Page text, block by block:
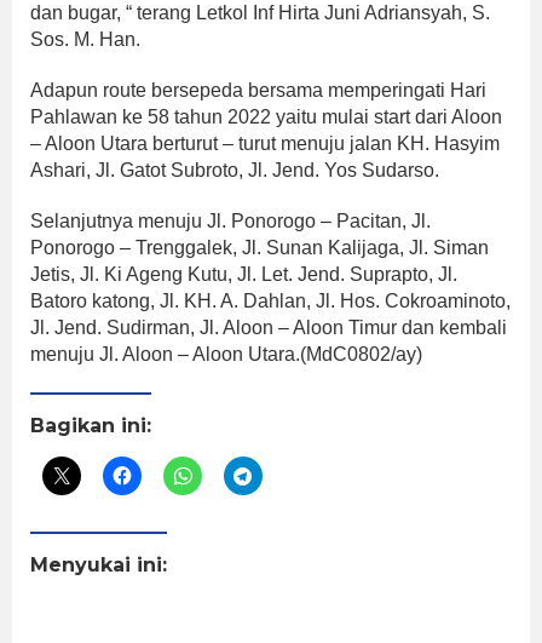
dan bugar, “ terang Letkol Inf Hirta Juni Adriansyah, S.
Sos. M. Han.
Adapun route bersepeda bersama memperingati Hari
Pahlawan ke 58 tahun 2022 yaitu mulai start dari Aloon
– Aloon Utara berturut – turut menuju jalan KH. Hasyim
Ashari, Jl. Gatot Subroto, Jl. Jend. Yos Sudarso.
Selanjutnya menuju Jl. Ponorogo – Pacitan, Jl.
Ponorogo – Trenggalek, Jl. Sunan Kalijaga, Jl. Siman
Jetis, Jl. Ki Ageng Kutu, Jl. Let. Jend. Suprapto, Jl.
Batoro katong, Jl. KH. A. Dahlan, Jl. Hos. Cokroaminoto,
Jl. Jend. Sudirman, Jl. Aloon – Aloon Timur dan kembali
menuju Jl. Aloon – Aloon Utara.(MdC0802/ay)
Bagikan ini:
Menyukai ini: